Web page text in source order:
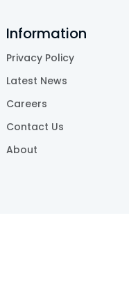
Information
Privacy Policy
Latest News
Careers
Contact Us
About